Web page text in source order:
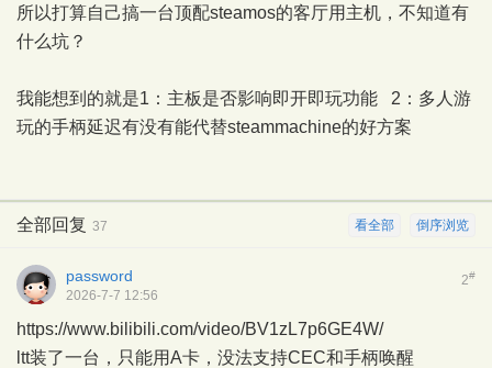
所以打算自己搞一台顶配steamos的客厅用主机，不知道有
什么坑？
我能想到的就是1：主板是否影响即开即玩功能 2：多人游
玩的手柄延迟有没有能代替steammachine的好方案
倒序浏览
看全部
全部回复 37
2#
password
2026-7-7 12:56
https://www.bilibili.com/video/BV1zL7p6GE4W/
ltt装了一台，只能用A卡，没法支持CEC和手柄唤醒